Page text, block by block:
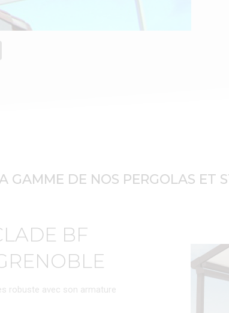
GAMME DE NOS PERGOLAS ET
BF
robuste avec son armature